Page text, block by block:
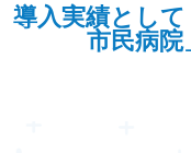
導入実績とし
市民病